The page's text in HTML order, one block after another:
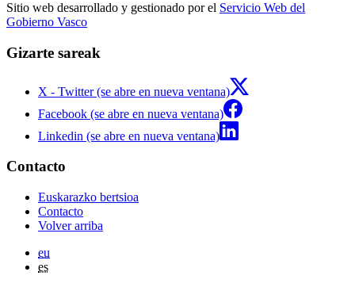
Sitio web desarrollado y gestionado por el Servicio Web del
Gobierno Vasco
Gizarte sareak
X - Twitter (se abre en nueva ventana)
Facebook (se abre en nueva ventana)
Linkedin (se abre en nueva ventana)
Contacto
Euskarazko bertsioa
Contacto
Volver arriba
eu
es